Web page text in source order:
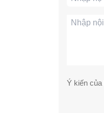
Ý kiến của